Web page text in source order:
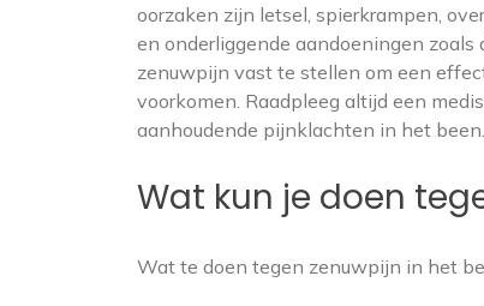
oorzaken zijn letsel, spierkrampen,
en onderliggende aandoeningen
zenuwpijn vast te stellen om een
voorkomen. Raadpleeg altijd een
aanhoudende pijnklachten in het been.
Wat kun je doen
Wat te doen tegen zenuwpijn in het